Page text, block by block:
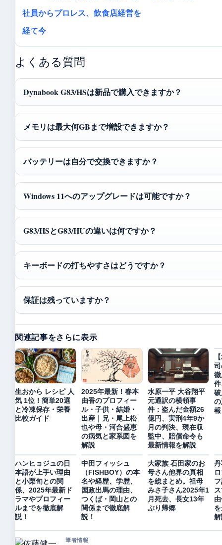
社員からプロレス、飲食店経営を
経て今
よくある質問
Dynabook G83/HSは新品で購入できますか？
メモリは最大何GBまで増設できますか？
バッテリーは自分で交換できますか？
Windows 11へのアップグレードは可能ですか？
G83/HSとG83/HUの違いは何ですか？
キーボードの打ちやすさはどうですか？
保証は残っていますか？
関連記事をさらに表示
生おから レシピ 人
気 1位！簡単20選
と冷凍保存・栄養
比較ガイド
2025年最新！春本
由香のプロフィー
ル・子供・結婚・
出産｜兄・尾上松
也や母・河合盛恵
の病気と家系図を
解説
水原一平 大谷翔平
元通訳の横領事
件：盗んだ金額26
億円、実刑4年9か
月の判決、現在収
監中、賠償命令も
最新情報を解説
ハンヒョジュの日
本語が上手い理由
と小栗旬との関
係、2025年最新ド
ラマやプロフィー
ルまでを徹底解
説！
中田フィッシュ
（FISHBOY）の本
名や経歴、学歴、
国政出馬の理由、
つくば・岡山との
関係まで徹底解
説！
大家族 石田家のお
母さん他界の真相
を総まとめ。祖母
みさ子さん2025年1
月死去、長女13年
ぶり帰郷
筆者情報